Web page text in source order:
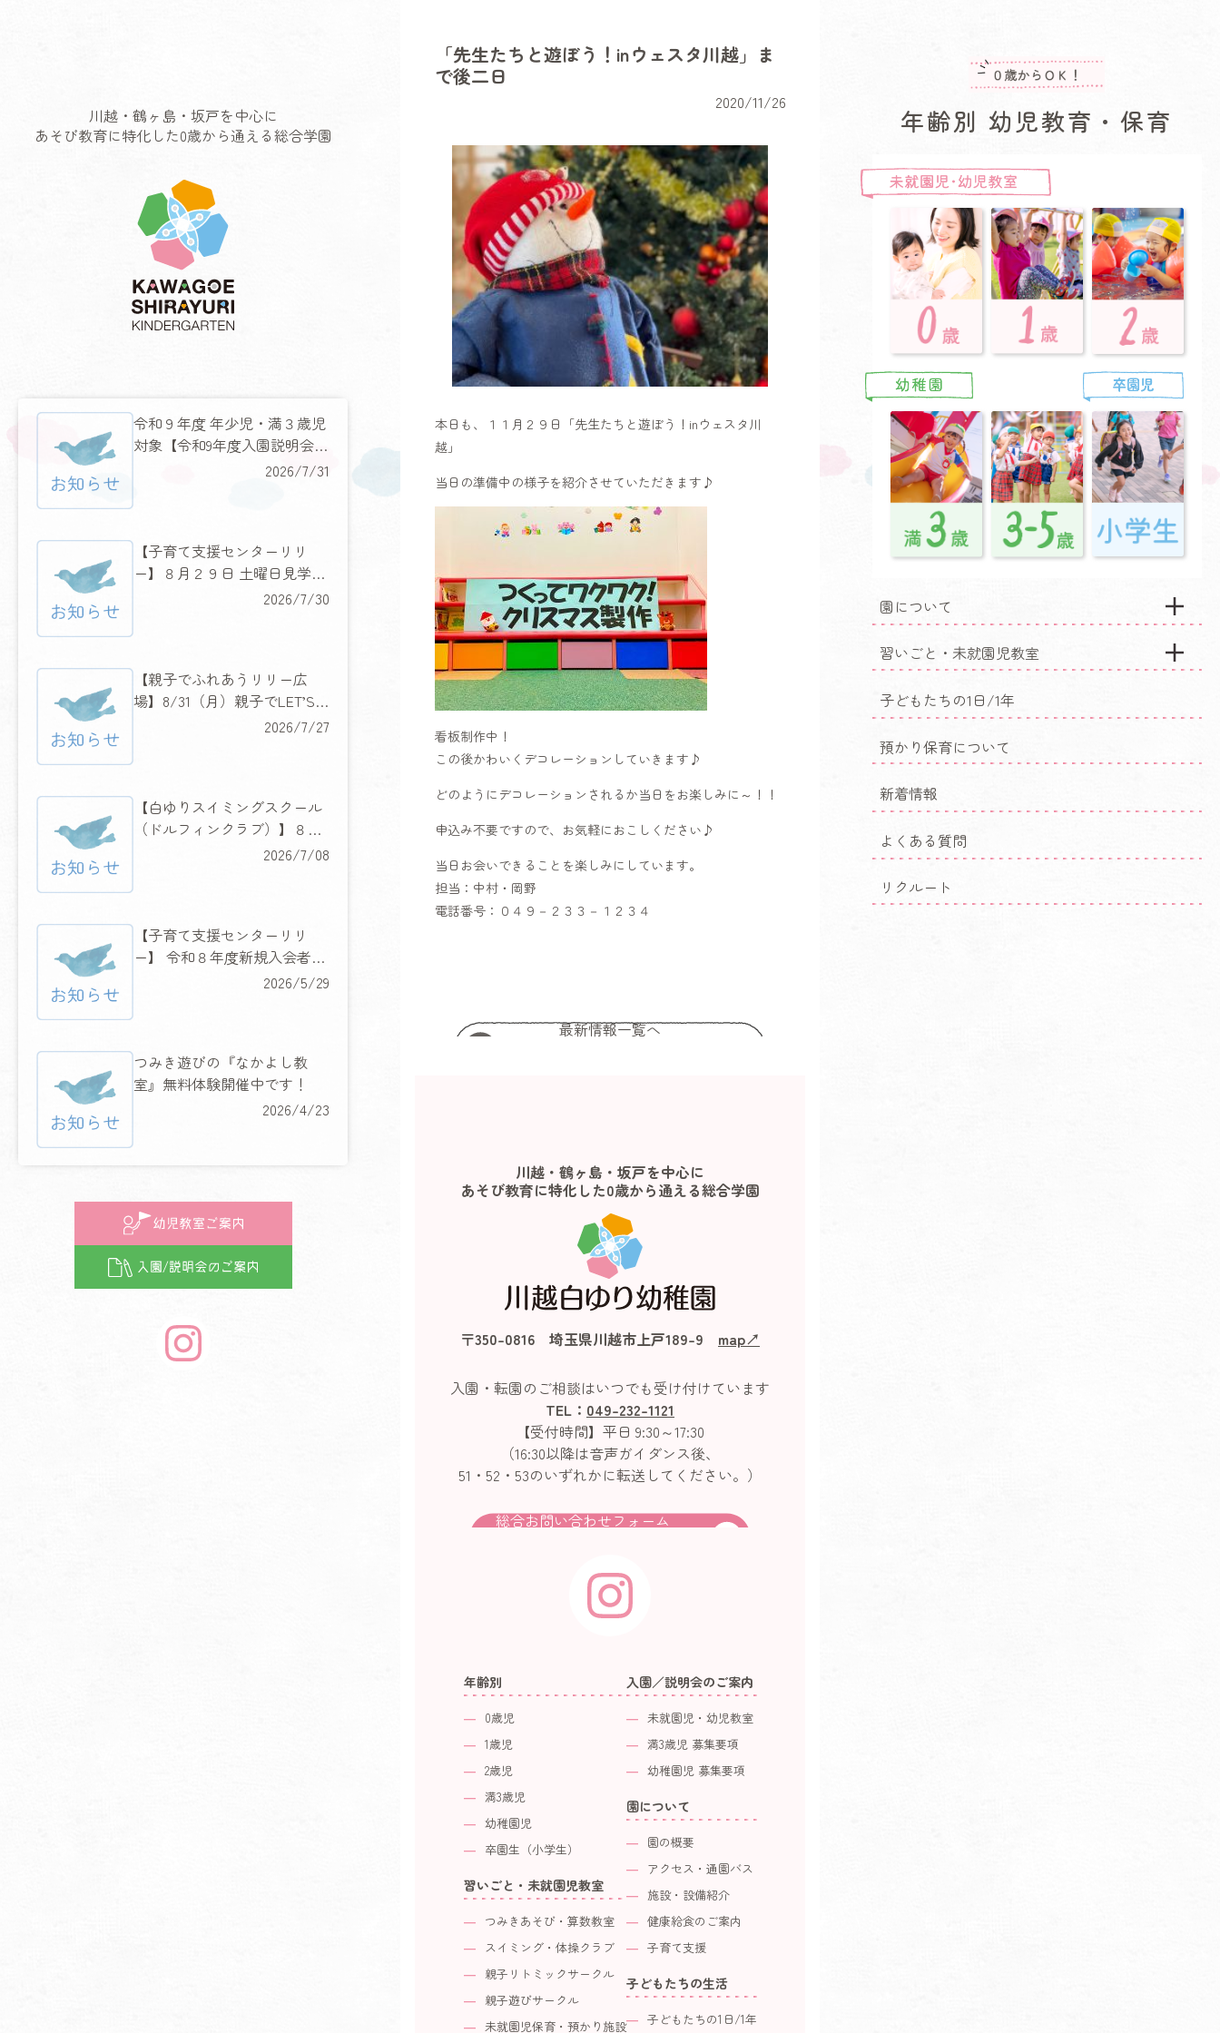
年齢別 幼児教育・保育
園について
習いごと・未就園児教室
子どもたちの1日/1年
預かり保育について
新着情報
よくある質問
リクルート
川越・鶴ヶ島・坂戸を中心に
あそび教育に特化した0歳から通える総合学園
令和９年度 年少児・満３歳児
対象【令和9年度入園説明会の
2026/7/31
【子育て支援センターリリ
ー】８月２９日 土曜日見学説
明会＆みんなに人気のあのキ
2026/7/30
【親子でふれあうリリー広
場】8/31（月）親子でLET’S
2026/7/27
【白ゆりスイミングスクール
（ドルフィンクラブ）】８月
６日（木）・７日（金）２日
2026/7/08
【子育て支援センターリリ
ー】 令和８年度新規入会者限
定 『ハッピーキャンペーン』
2026/5/29
つみき遊びの『なかよし教
室』無料体験開催中です！
2026/4/23
「先生たちと遊ぼう！inウェスタ川越」ま
で後二日
2020/11/26
本日も、１１月２９日「先生たちと遊ぼう！inウェスタ川
越」
当日の準備中の様子を紹介させていただきます♪
看板制作中！
この後かわいくデコレーションしていきます♪
どのようにデコレーションされるか当日をお楽しみに～！！
申込み不要ですので、お気軽におこしください♪
当日お会いできることを楽しみにしています。
担当：中村・岡野
電話番号：０４９－２３３－１２３４
最新情報一覧へ
川越・鶴ヶ島・坂戸を中心に
あそび教育に特化した0歳から通える総合学園
〒350-0816 埼玉県川越市上戸189-9 map↗︎
入園・転園のご相談はいつでも受け付けています
TEL： 049-232-1121
【受付時間】平日 9:30～17:30
（16:30以降は音声ガイダンス後、
51・52・53のいずれかに転送してください。）
総合お問い合わせフォーム
年齢別
0歳児
1歳児
2歳児
満3歳児
幼稚園児
卒園生（小学生）
習いごと・未就園児教室
つみきあそび・算数教室
スイミング・体操クラブ
親子リトミックサークル
親子遊びサークル
未就園児保育・預かり施設
入園／説明会のご案内
未就園児・幼児教室
満3歳児 募集要項
幼稚園児 募集要項
園について
園の概要
アクセス・通園バス
施設・設備紹介
健康給食のご案内
子育て支援
子どもたちの生活
子どもたちの1日/1年